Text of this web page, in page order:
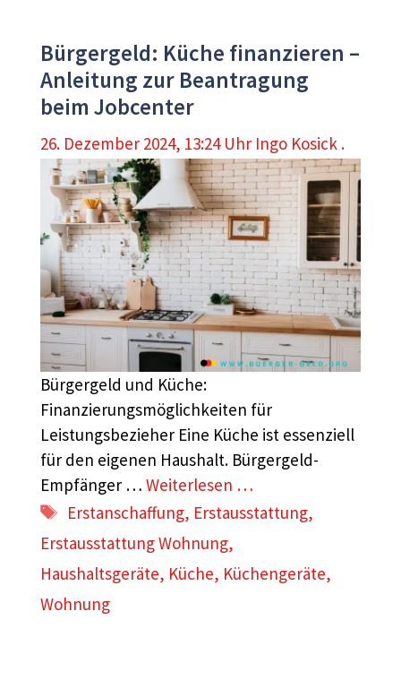
Bürgergeld: Küche finanzieren –
Anleitung zur Beantragung
beim Jobcenter
26. Dezember 2024, 13:24 Uhr Ingo Kosick .
Bürgergeld und Küche:
Finanzierungsmöglichkeiten für
Leistungsbezieher Eine Küche ist essenziell
für den eigenen Haushalt. Bürgergeld-
Empfänger … Weiterlesen …
Schlagwörter
Erstanschaffung, Erstausstattung,
Erstausstattung Wohnung,
Haushaltsgeräte, Küche, Küchengeräte,
Wohnung